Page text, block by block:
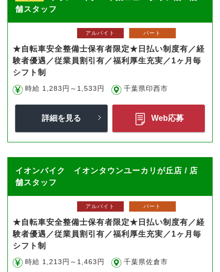
舗スタッフ
アルバイト パート
★自転車安全整備士保有者限定★日払い制度有／経
験者優遇／従業員割引有／福利厚生充実／1ヶ月毎
シフト制
時給 1,283円～1,533円 千葉県印西市
詳細を見る Web応募
イオンバイク イオンタウンユーカリが丘店 / 店
舗スタッフ
アルバイト パート
★自転車安全整備士保有者限定★日払い制度有／経
験者優遇／従業員割引有／福利厚生充実／1ヶ月毎
シフト制
時給 1,213円～1,463円 千葉県佐倉市